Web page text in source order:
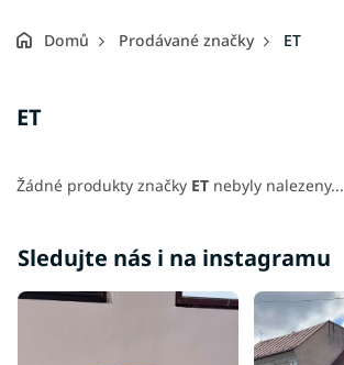
Domů Prodávané značky ET
ET
Žádné produkty značky ET nebyly nalezeny...
Sledujte nás i na instagramu